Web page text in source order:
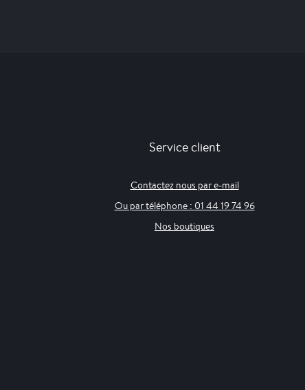
Service client
Contactez nous par e-mail
Ou par téléphone : 01 44 19 74 96
Nos boutiques